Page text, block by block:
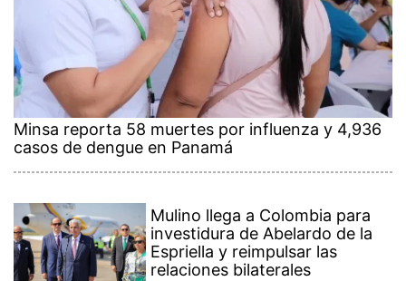
Minsa reporta 58 muertes por influenza y 4,936
casos de dengue en Panamá
Mulino llega a Colombia para
investidura de Abelardo de la
Espriella y reimpulsar las
relaciones bilaterales